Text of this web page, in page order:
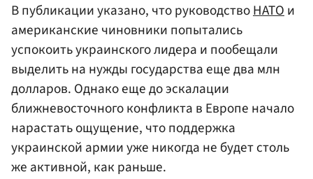
В публикации указано, что руководствоНАТОи
американские чиновники попытались
успокоить украинского лидера и пообещали
выделить на нужды государства еще два млн
долларов. Однако еще до эскалации
ближневосточного конфликта в Европе начало
нарастать ощущение, что поддержка
украинской армии уже никогда не будет столь
же активной, как раньше.